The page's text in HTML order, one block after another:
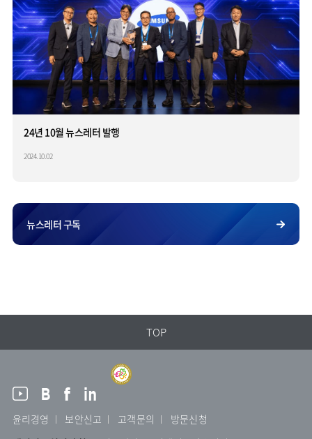
24년 10월 뉴스레터 발행
2024.10.02
뉴스레터 구독
TOP
윤리경영 보안신고 고객문의
방문신청